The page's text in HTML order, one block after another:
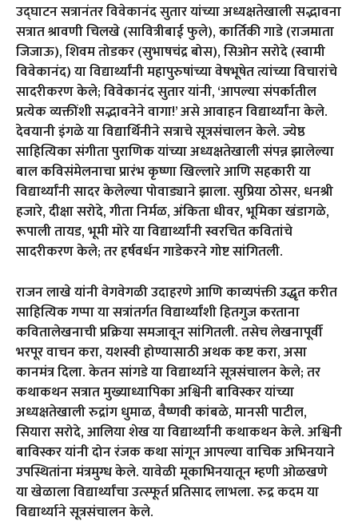
उद्घाटन सत्रानंतर विवेकानंद सुतार यांच्या अध्यक्षतेखाली सद्भावना
सत्रात श्रावणी चिलखे (सावित्रीबाई फुले), कार्तिकी गाडे (राजमाता
जिजाऊ), शिवम तोडकर (सुभाषचंद्र बोस), सिओन सरोदे (स्वामी
विवेकानंद) या विद्यार्थ्यांनी महापुरुषांच्या वेषभूषेत त्यांच्या विचारांचे
सादरीकरण केले; विवेकानंद सुतार यांनी, ‘आपल्या संपर्कातील
प्रत्येक व्यक्तींशी सद्भावनेने वागा!’ असे आवाहन विद्यार्थ्यांना केले.
देवयानी इंगळे या विद्यार्थिनीने सत्राचे सूत्रसंचालन केले. ज्येष्ठ
साहित्यिका संगीता पुराणिक यांच्या अध्यक्षतेखाली संपन्न झालेल्या
बाल कविसंमेलनाचा प्रारंभ कृष्णा खिल्लारे आणि सहकारी या
विद्यार्थ्यांनी सादर केलेल्या पोवाड्याने झाला. सुप्रिया ठोसर, धनश्री
हजारे, दीक्षा सरोदे, गीता निर्मळ, अंकिता धीवर, भूमिका खंडागळे,
रूपाली तायड, भूमी मोरे या विद्यार्थ्यांनी स्वरचित कवितांचे
सादरीकरण केले; तर हर्षवर्धन गाडेकरने गोष्ट सांगितली.
राजन लाखे यांनी वेगवेगळी उदाहरणे आणि काव्यपंक्ती उद्धृत करीत
साहित्यिक गप्पा या सत्रांतर्गत विद्यार्थ्यांशी हितगुज करताना
कवितालेखनाची प्रक्रिया समजावून सांगितली. तसेच लेखनापूर्वी
भरपूर वाचन करा, यशस्वी होण्यासाठी अथक कष्ट करा, असा
कानमंत्र दिला. केतन सांगडे या विद्यार्थ्याने सूत्रसंचालन केले; तर
कथाकथन सत्रात मुख्याध्यापिका अश्विनी बाविस्कर यांच्या
अध्यक्षतेखाली रुद्रांग धुमाळ, वैष्णवी कांबळे, मानसी पाटील,
सियारा सरोदे, आलिया शेख या विद्यार्थ्यांनी कथाकथन केले. अश्विनी
बाविस्कर यांनी दोन रंजक कथा सांगून आपल्या वाचिक अभिनयाने
उपस्थितांना मंत्रमुग्ध केले. यावेळी मूकाभिनयातून म्हणी ओळखणे
या खेळाला विद्यार्थ्यांचा उत्स्फूर्त प्रतिसाद लाभला. रुद्र कदम या
विद्यार्थ्याने सूत्रसंचालन केले.